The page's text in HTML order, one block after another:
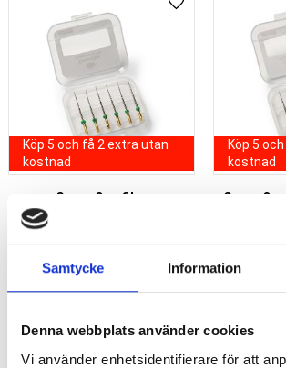
Samtycke Information
Denna webbplats använder cookies
Vi använder enhetsidentifierare för att
Köp 5 och få 2 extra utan
kostnad
CrownOne filar
medium/grön 6 st/frp
595kr
Lägg till i favoriter
Köp 5
kostnad
Lägg till i favoriter